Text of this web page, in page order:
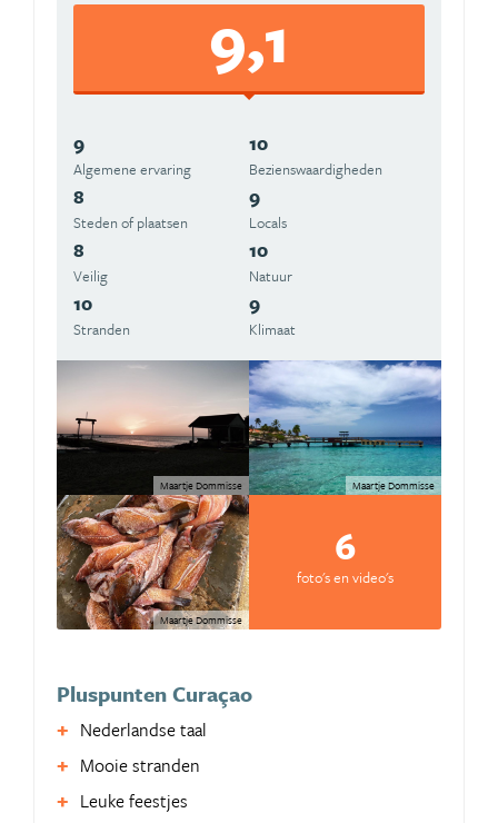
9,1
9
Algemene ervaring
10
Beziens­waardigheden
8
Steden of plaatsen
9
Locals
8
Veilig
10
Natuur
10
Stranden
9
Klimaat
Maartje Dommisse Maartje Dommisse
Maartje Dommisse
6
foto's en video's
Pluspunten Curaçao
Nederlandse taal
Mooie stranden
Leuke feestjes